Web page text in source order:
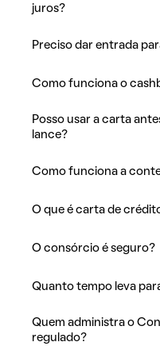
juros?
Preciso dar entrada
Como funciona o
Posso usar a carta
lance?
Como funciona a
O que é carta de
O consórcio é seguro?
Quanto tempo leva
Quem administra o
regulado?